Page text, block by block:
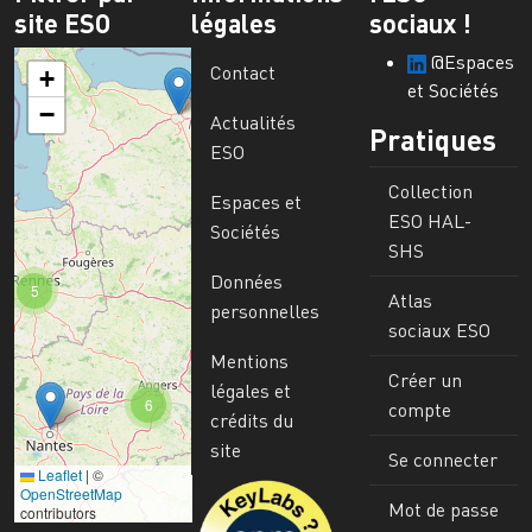
site ESO
6
5
+
−
Leaflet | ©
OpenStreetMap
contributors
légales
Contact
Actualités
ESO
Espaces et
Sociétés
Données
personnelles
Mentions
légales et
crédits du
site
Image
sociaux !
@Espaces
et Sociétés
Pratiques
Collection
ESO HAL-
SHS
Atlas
sociaux ESO
Créer un
compte
Se connecter
Mot de passe